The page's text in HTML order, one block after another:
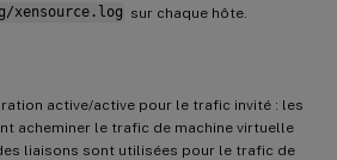
xensource.log sur chaque hôte.
active/active pour le trafic invité : les
acheminer le trafic de machine virtuelle
liaisons sont utilisées pour le trafic de